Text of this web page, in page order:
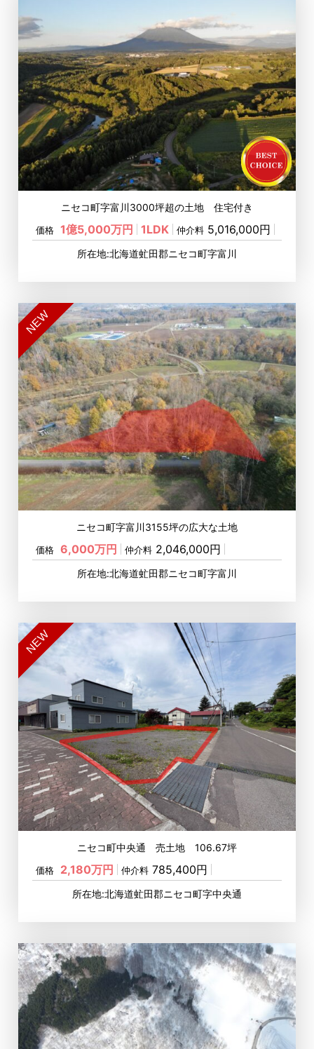
ニセコ町字富川3000坪超の土地 住宅付き
価格 1億5,000万円 1LDK 仲介料 5,016,000円
所在地:北海道虻田郡ニセコ町字富川
NEW
ニセコ町字富川3155坪の広大な土地
価格 6,000万円 仲介料 2,046,000円
所在地:北海道虻田郡ニセコ町字富川
NEW
ニセコ町中央通 売土地 106.67坪
価格 2,180万円 仲介料 785,400円
所在地:北海道虻田郡ニセコ町字中央通